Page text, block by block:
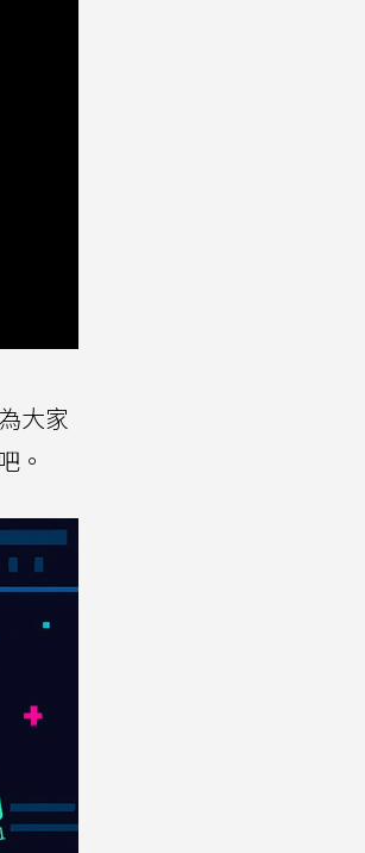
大家
。